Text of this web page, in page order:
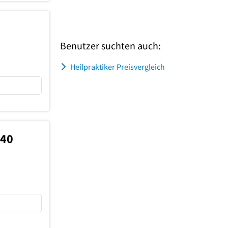
Benutzer suchten auch:
Heilpraktiker Preisvergleich